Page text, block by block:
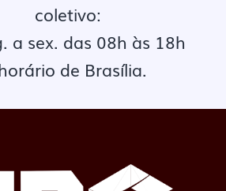
coletivo:
a sex. das 08h às 18h
de Brasília.